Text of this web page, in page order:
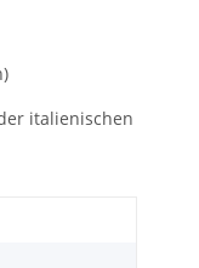
italienischen